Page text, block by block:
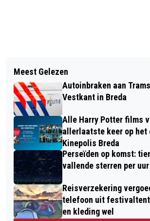
TWEE TIENERS
VANWEGE PLAATSEN
BREDA-NOORD
BREDASE STRIPTEKENAAR
UILENBROEK OVERLIJDT NA
TRAP
Meest Gelezen
Autoinbraken aan
Vestkant in Breda
Alle Harry Potter films
allerlaatste keer op het
Kinepolis Breda
Perseïden op komst:
vallende sterren per
Reisverzekering
telefoon uit
en kleding wel